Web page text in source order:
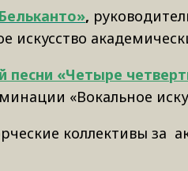
,
искусство
песни «Четыре
«Вокальное
коллективы за